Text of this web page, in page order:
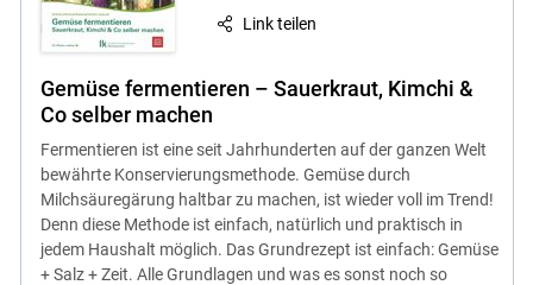
Link teilen
Gemüse fermentieren – Sauerkraut, Kimchi &
Co selber machen
Fermentieren ist eine seit Jahrhunderten auf der ganzen Welt
bewährte Konservierungsmethode. Gemüse durch
Milchsäuregärung haltbar zu machen, ist wieder voll im Trend!
Denn diese Methode ist einfach, natürlich und praktisch in
jedem Haushalt möglich. Das Grundrezept ist einfach: Gemüse
+ Salz + Zeit. Alle Grundlagen und was es sonst noch so